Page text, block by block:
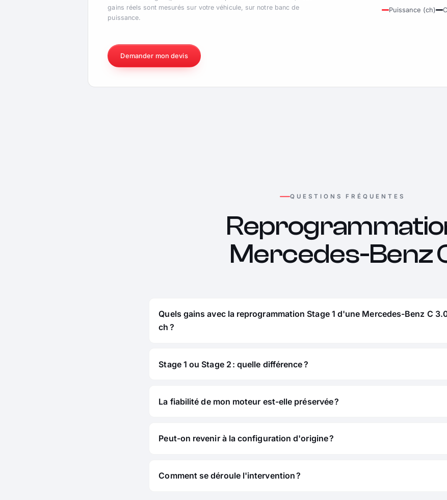
gains réels sont mesurés sur votre véhicule, sur notre banc de
puissance.
Puissance (ch)
Demander mon devis
QUESTIONS FRÉQUENTES
Mercedes-Benz
Quels gains avec la reprogrammation Stage 1 d'une Mercedes-Benz C
ch ?
Stage 1 ou Stage 2 : quelle différence ?
La fiabilité de mon moteur est-elle préservée ?
Peut-on revenir à la configuration d'origine ?
Comment se déroule l'intervention ?